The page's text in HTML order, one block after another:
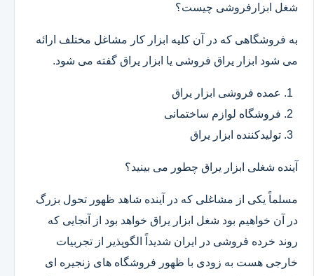
شغل ابزارفروشی چیست؟
به فروشگاهی که در آن کلیه ابزار کار مشاغل مختلف ارائه
می شود ابزار یراق فروشی یا ابزار یراق گفته می شود.
عمده فروشی ابزار یراق
فروشگاه لوازم ساختمانی
تولیدکننده ابزار یراق
آینده شغلی ابزار یراق چطور می بینید؟
مسلماً یکی از مشاغلی که در آینده شاهد ظهور تحول بزرگ
در آن خواهیم بود شغل ابزار یراق خواهد بود از آنجایی که
روند خرده فروشی در ایران شدیداً الگوپذیر از تجربیات
خارجی هست به زودی با ظهور فروشگاه های زنجیره ای